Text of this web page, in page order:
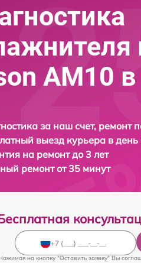
AM10
за наш счет, ремонт
выезд курьера в
на ремонт до 3 лет
ремонт от 35 минут
на кнопку "Оставить заявку" Вы